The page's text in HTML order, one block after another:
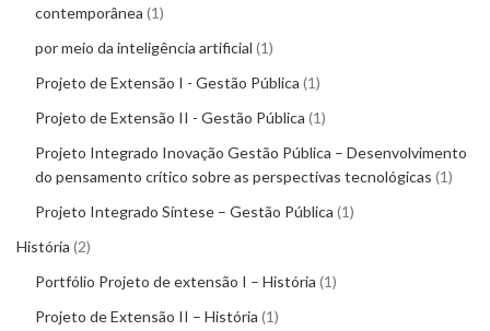
contemporânea 1
por meio da inteligência artificial 1
Projeto de Extensão I - Gestão Pública 1
Projeto de Extensão II - Gestão Pública 1
Projeto Integrado Inovação Gestão Pública – Desenvolvimento
do pensamento crítico sobre as perspectivas tecnológicas 1
Projeto Integrado Síntese – Gestão Pública 1
História 2
Portfólio Projeto de extensão I – História 1
Projeto de Extensão II – História 1